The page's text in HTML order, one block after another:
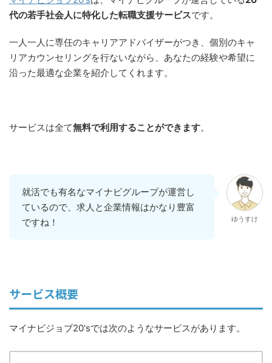
代の若手社会人に特化した転職支援サービスです。
一人一人に専任のキャリアアドバイザーがつき、個別のキャ
リアカウンセリングを行ないながら、あなたの経験や希望に
沿った最適な企業を紹介してくれます。
サービスは全て無料で利用することができます。
就活でも有名なマイナビグループが運営し
ているので、求人と企業情報はかなり豊富
ですね！
ゆうすけ
サービス概要
マイナビジョブ20'sでは次のようなサービスがあります。